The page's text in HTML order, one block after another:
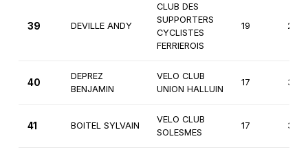
39 DEVILLE ANDY
CLUB DES
SUPPORTERS
CYCLISTES
FERRIEROIS
19
40
DEPREZ
BENJAMIN
VELO CLUB
UNION HALLUIN
17
41 BOITEL SYLVAIN
VELO CLUB
SOLESMES
17